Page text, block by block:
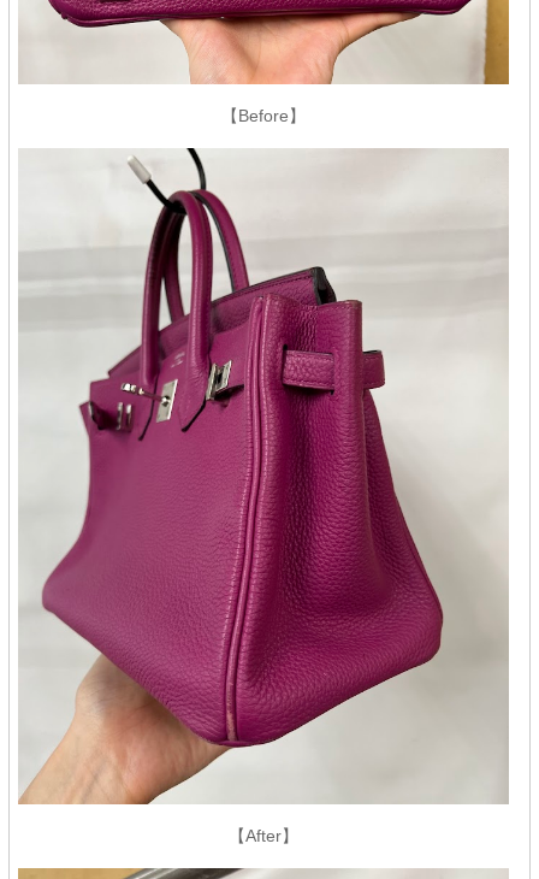
【Before】
【After】